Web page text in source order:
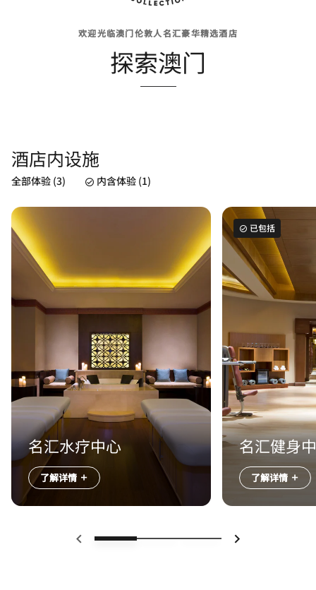
欢迎光临澳门伦敦人名汇豪华精选酒店
探索澳门
酒店内设施
全部体验 (3) 内含体验 (1)
名汇水疗中心
了解详情
已包括
名汇健身
了解详情
上一页 下一页